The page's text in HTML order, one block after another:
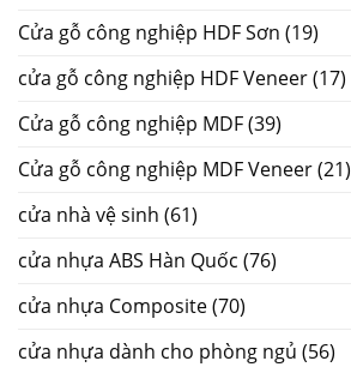
Cửa gỗ công nghiệp HDF Sơn (19)
cửa gỗ công nghiệp HDF Veneer(17)
Cửa gỗ công nghiệp MDF(39)
Cửa gỗ công nghiệp MDF Veneer(21)
cửa nhà vệ sinh (61)
cửa nhựa ABS Hàn Quốc (76)
cửa nhựa Composite(70)
cửa nhựa dành cho phòng ngủ (56)